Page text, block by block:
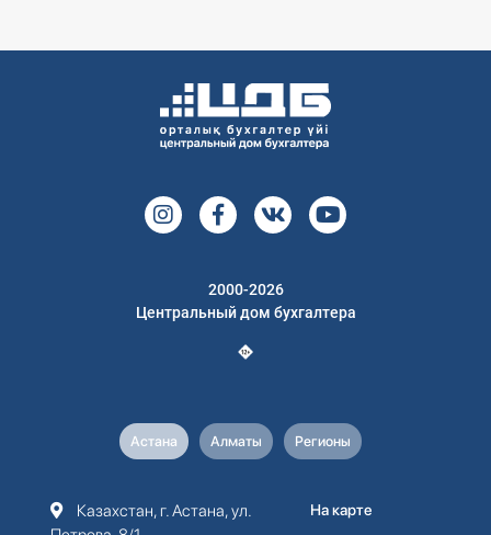
2000-2026
Центральный дом бухгалтера
Астана Алматы Регионы
Казахстан, г. Астана, ул.
На карте